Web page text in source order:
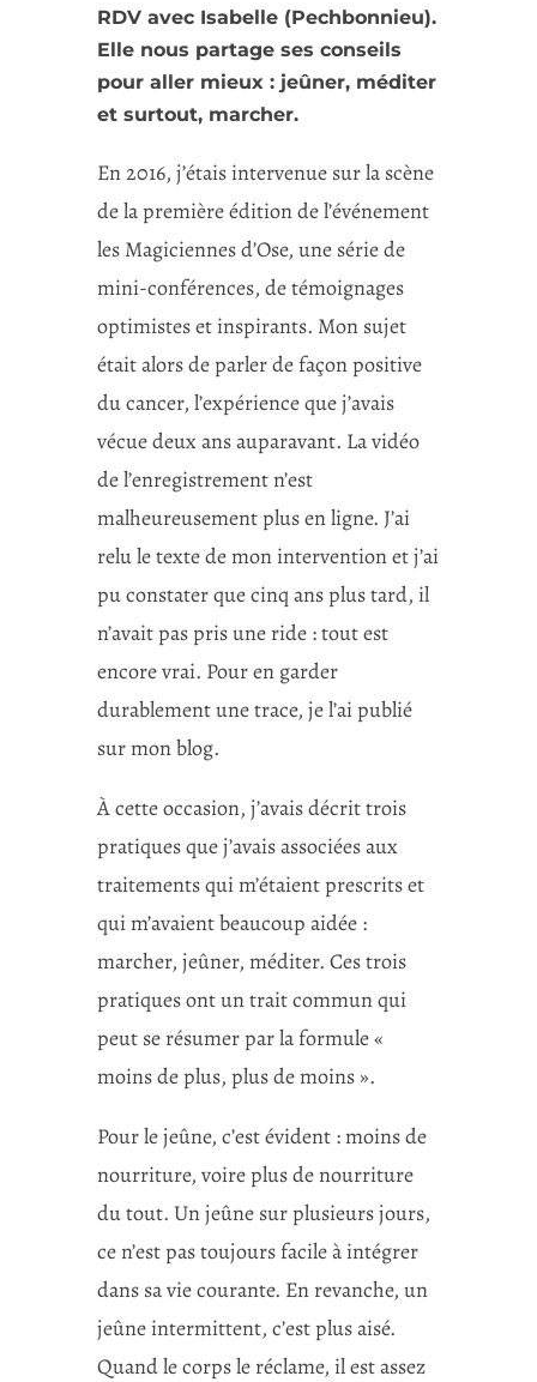
RDV avec Isabelle (Pechbonnieu).
Elle nous partage ses conseils
pour aller mieux : jeûner, méditer
et surtout, marcher.
En 2016, j’étais intervenue sur la scène
de la première édition de l’événement
les Magiciennes d’Ose, une série de
mini-conférences, de témoignages
optimistes et inspirants. Mon sujet
était alors de parler de façon positive
du cancer, l’expérience que j’avais
vécue deux ans auparavant. La vidéo
de l’enregistrement n’est
malheureusement plus en ligne. J’ai
relu le texte de mon intervention et j’ai
pu constater que cinq ans plus tard, il
n’avait pas pris une ride : tout est
encore vrai. Pour en garder
durablement une trace, je l’ai publié
sur mon blog.
À cette occasion, j’avais décrit trois
pratiques que j’avais associées aux
traitements qui m’étaient prescrits et
qui m’avaient beaucoup aidée :
marcher, jeûner, méditer. Ces trois
pratiques ont un trait commun qui
peut se résumer par la formule «
moins de plus, plus de moins ».
Pour le jeûne, c’est évident : moins de
nourriture, voire plus de nourriture
du tout. Un jeûne sur plusieurs jours,
ce n’est pas toujours facile à intégrer
dans sa vie courante. En revanche, un
jeûne intermittent, c’est plus aisé.
Quand le corps le réclame, il est assez